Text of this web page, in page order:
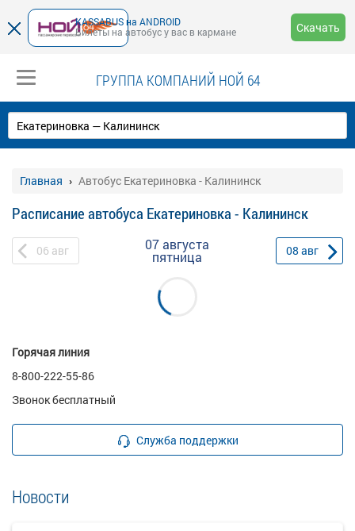
KASSABUS на ANDROID
Билеты на автобус у вас в кармане
Скачать
ГРУППА КОМПАНИЙ НОЙ 64
Главная Автобус Екатериновка - Калининск
Расписание автобуса Екатериновка - Калининск
06 авг 07 августа
пятница 08 авг
Горячая линия
8-800-222-55-86
Звонок бесплатный
Служба поддержки
Новости